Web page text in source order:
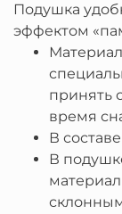
Подушка
эффектом
принять
время
В
В